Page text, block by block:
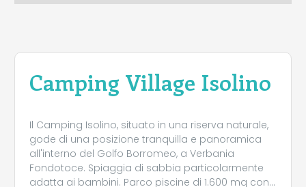
Camping Village Isolino
Il Camping Isolino, situato in una riserva naturale,
gode di una posizione tranquilla e panoramica
all'interno del Golfo Borromeo, a Verbania
Fondotoce. Spiaggia di sabbia particolarmente
adatta ai bambini. Parco piscine di 1.600 mq con